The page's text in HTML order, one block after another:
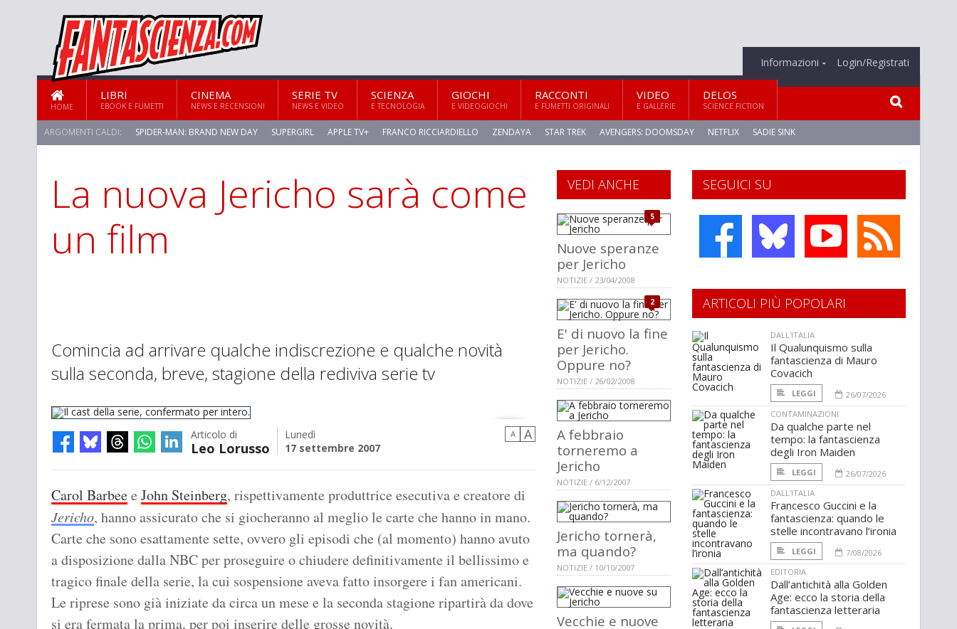
Informazioni Login/Registrati
HOME
LIBRI
EBOOK E FUMETTI
CINEMA
NEWS E RECENSIONI
SERIE TV
NEWS E VIDEO
SCIENZA
E TECNOLOGIA
GIOCHI
E VIDEOGIOCHI
RACCONTI
E FUMETTI ORIGINALI
VIDEO
E GALLERIE
DELOS
SCIENCE FICTION
ARGOMENTI CALDI: SPIDER-MAN: BRAND NEW DAY SUPERGIRL APPLE TV+ FRANCO RICCIARDIELLO ZENDAYA STAR TREK AVENGERS: DOOMSDAY NETFLIX SADIE SINK
La nuova Jericho sarà come
un film
Comincia ad arrivare qualche indiscrezione e qualche novità
sulla seconda, breve, stagione della rediviva serie tv
Articolo di
Leo Lorusso
Lunedì
17 settembre 2007
A A
Carol Barbeee John Steinberg, rispettivamente produttrice esecutiva e creatore di
Jericho, hanno assicurato che si giocheranno al meglio le carte che hanno in mano.
Carte che sono esattamente sette, ovvero gli episodi che (al momento) hanno avuto
a disposizione dalla NBC per proseguire o chiudere definitivamente il bellissimo e
tragico finale della serie, la cui sospensione aveva fatto insorgere i fan americani.
Le riprese sono già iniziate da circa un mese e la seconda stagione ripartirà da dove
si era fermata la prima, per poi inserire delle grosse novità.
SEGUICI SU
VEDI ANCHE
5
Nuove speranze
per Jericho
NOTIZIE / 23/04/2008
2
E' di nuovo la fine
per Jericho.
Oppure no?
NOTIZIE / 26/02/2008
A febbraio
torneremo a
Jericho
NOTIZIE / 6/12/2007
Jericho tornerà,
ma quando?
NOTIZIE / 10/10/2007
Vecchie e nuove
ARTICOLI PIÙ POPOLARI
DALL'ITALIA
Il Qualunquismo sulla
fantascienza di Mauro
Covacich
LEGGI
26/07/2026
CONTAMINAZIONI
Da qualche parte nel
tempo: la fantascienza
degli Iron Maiden
LEGGI
26/07/2026
DALL'ITALIA
Francesco Guccini e la
fantascienza: quando le
stelle incontravano l’ironia
LEGGI
7/08/2026
EDITORIA
Dall’antichità alla Golden
Age: ecco la storia della
fantascienza letteraria